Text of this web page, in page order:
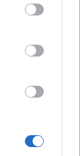
may click to
tags to
Google